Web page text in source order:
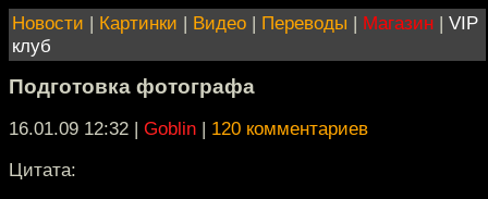
Новости | Картинки | Видео | Переводы | Магазин | VIP
клуб
Подготовка фотографа
16.01.09 12:32 | Goblin | 120 комментариев
Цитата: